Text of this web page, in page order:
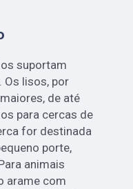
suportam
Os lisos, por
de até
para cercas de
for destinada
porte,
animais
arame com